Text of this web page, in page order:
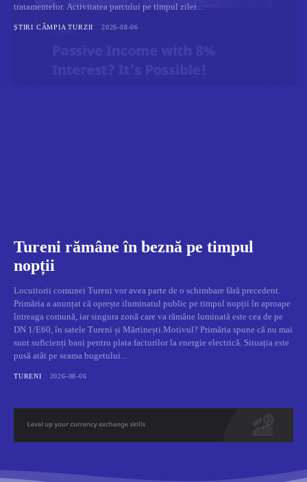
tratamentelor. Activitatea parcului pe timpul zilei...
ȘTIRI CÂMPIA TURZII 2026-08-06
Tureni rămâne în beznă pe timpul
nopții
Locuitorii comunei Tureni vor avea parte de o schimbare fără precedent.
Primăria a anunțat că oprește iluminatul public pe timpul nopții în aproape
întreaga comună, iar singura zonă care va rămâne luminată este cea de pe
DN 1/E60, în satele Tureni și Mărtinești.Motivul? Primăria spune că nu mai
sunt suficienți bani pentru plata facturilor la energie electrică. Situația este
pusă atât pe seama bugetului...
TURENI 2026-08-06